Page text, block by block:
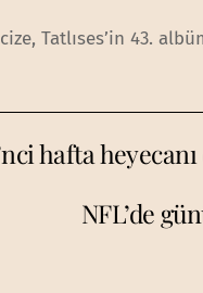
Tatlıses’in 43.
hafta
NFL’de